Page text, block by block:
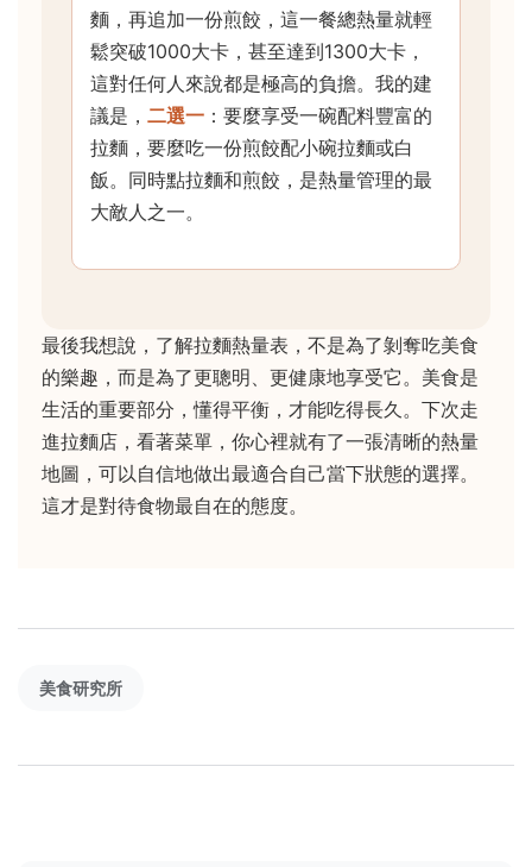
麵，再追加一份煎餃，這一餐總熱量就輕
鬆突破1000大卡，甚至達到1300大卡，
這對任何人來說都是極高的負擔。我的建
議是， 二選一 ：要麼享受一碗配料豐富的
拉麵，要麼吃一份煎餃配小碗拉麵或白
飯。同時點拉麵和煎餃，是熱量管理的最
大敵人之一。
最後我想說，了解拉麵熱量表，不是為了剝奪吃美食
的樂趣，而是為了更聰明、更健康地享受它。美食是
生活的重要部分，懂得平衡，才能吃得長久。下次走
進拉麵店，看著菜單，你心裡就有了一張清晰的熱量
地圖，可以自信地做出最適合自己當下狀態的選擇。
這才是對待食物最自在的態度。
美食研究所